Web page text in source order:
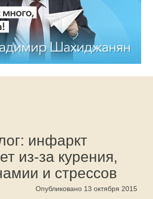
инфаркт
из-за курения,
и стрессов
Опубликовано 13 октября 2015